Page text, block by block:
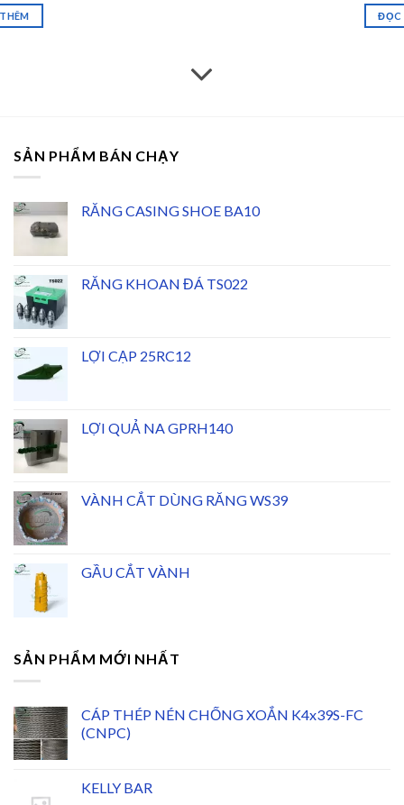
SẢN PHẨM BÁN CHẠY
RĂNG CASING SHOE BA10
RĂNG KHOAN ĐÁ TS022
LỢI CẠP 25RC12
LỢI QUẢ NA GPRH140
VÀNH CẮT DÙNG RĂNG WS39
GẦU CẮT VÀNH
SẢN PHẨM MỚI NHẤT
CÁP THÉP NÉN CHỐNG XOẮN K4x39S-FC
(CNPC)
KELLY BAR